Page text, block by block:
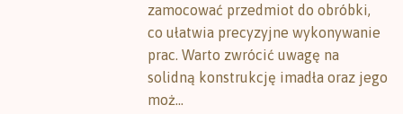
zamocować przedmiot do obróbki,
co ułatwia precyzyjne wykonywanie
prac. Warto zwrócić uwagę na
solidną konstrukcję imadła oraz jego
moż...